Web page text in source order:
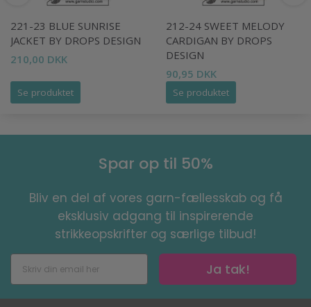
221-23 BLUE SUNRISE
JACKET BY DROPS DESIGN
210,00 DKK
Se produktet
212-24 SWEET MELODY
CARDIGAN BY DROPS
DESIGN
90,95 DKK
Se produktet
Spar op til 50%
Bliv en del af vores garn-fællesskab og få
eksklusiv adgang til inspirerende
strikkeopskrifter og særlige tilbud!
Ja tak!